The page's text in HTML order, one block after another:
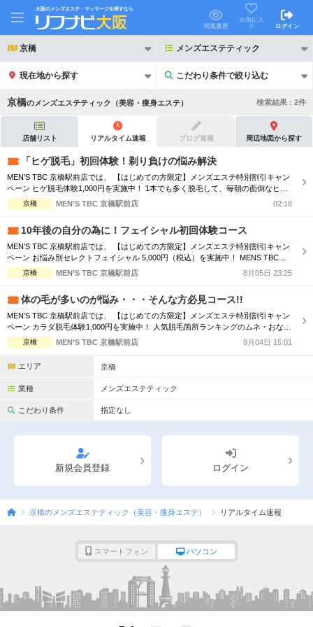
大阪のメンズエステ・マッサージを探すなら
閲覧履歴
お気に入
り
ログイン
京橋 メンズエステティック
現在地から探す こだわり条件で絞り込む
こだわり条件で絞り込む
21時以降も受付 24時以降も受付
初回割引あり
団体割引 ポイントカード有
キャッシュレス決済OK 領収証発行可
完全個室 半個室あり
ペアルームあり
フットバスあり
スタッフ指名可 Ｗセラピスト
こだわり条件を変更
閉じる
京橋の メンズエステティック（美容・痩身エステ） 検索結果 : 2件
店舗リスト リアルタイム速報 ブログ速報 周辺地図から探す
「ヒゲ脱毛」初回体験！剃り負けの悩み解決
MEN’S TBC 京橋駅前店では、 【はじめての方限定】メンズエステ特別割引キャン
ペーン ヒゲ脱毛体験1,000円を実施中！ 1本でも多く脱毛して、毎朝の面倒なヒゲ
剃りの負担を軽く！ ※MENS TBC初めての方限定 お1人様1回限りの特別体験価格
※Web予約申し込みフォームよりお申込ください。
京橋 MEN’S TBC 京橋駅前店 02:18
10年後の自分の為に！フェイシャル初回体験コース
MEN’S TBC 京橋駅前店では、 【はじめての方限定】メンズエステ特別割引キャン
ペーン お悩み別セレクトフェイシャル 5,000円（税込）を実施中！ MENS TBC初
めての方限定 お1人様1回限りの特別体験価格 ※Web予約申し込みフォームよりお
申込ください。
京橋 MEN’S TBC 京橋駅前店 8月05日 23:25
体の毛が多いのが悩み・・・そんな方必見コース!!
MEN’S TBC 京橋駅前店では、 【はじめての方限定】メンズエステ特別割引キャン
ペーン カラダ脱毛体験1,000円を実施中！ 人気脱毛箇所ランキングのムネ・おな
か・ヒザ下も対応可能です。 ※MENS TBC初めての方限定 お1人様1回限りの特別
体験価格 ※Web予約申し込みフォームよりお申込ください。
京橋 MEN’S TBC 京橋駅前店 8月04日 15:01
エリア 京橋
業種 メンズエステティック
こだわり条件 指定なし
新規会員登録 ログイン
京橋のメンズエステティック（美容・痩身エステ） リアルタイム速報
スマートフォン パソコン